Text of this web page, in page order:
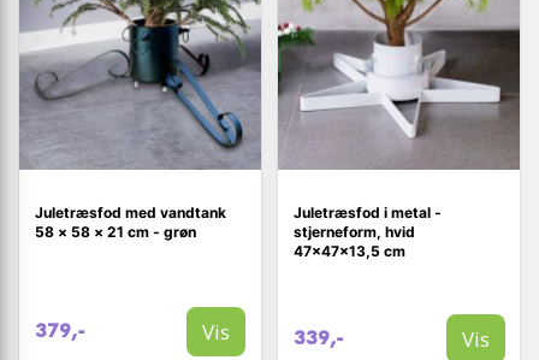
Juletræsfod med vandtank
58 × 58 × 21 cm - grøn
379,- Vis
Juletræsfod i metal -
stjerneform, hvid
47×47×13,5 cm
339,- Vis